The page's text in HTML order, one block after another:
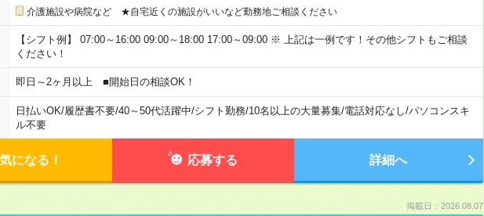
介護施設や病院など ★自宅近くの施設がいいなど勤務地ご相談ください
【シフト例】 07:00～16:00 09:00～18:00 17:00～09:00 ※ 上記は一例です！その他シフトもご相談
ください！
即日～2ヶ月以上 ■開始日の相談OK！
日払いOK/履歴書不要/40～50代活躍中/シフト勤務/10名以上の大量募集/電話対応なし/パソコンスキ
ル不要
気になる！ 応募する 詳細へ
掲載日：2026.08.07